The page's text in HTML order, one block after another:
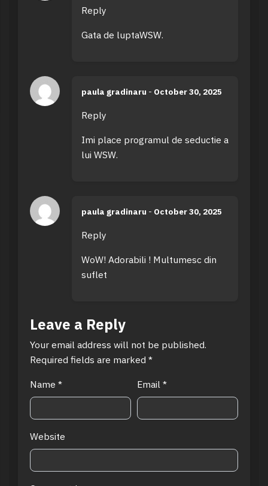
Reply
Gata de luptaWSW.
paula gradinaru - October 30, 2025
Reply
Imi place programul de seductie a
lui WSW.
paula gradinaru - October 30, 2025
Reply
WoW! Adorabili ! Multumesc din
suflet
Leave a Reply
Your email address will not be published.
Required fields are marked *
Name * Email *
Website